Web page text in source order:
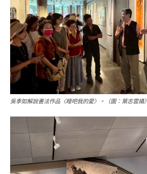
吳季如解說書法作品〈睡吧我的愛〉。（圖：葉志雲攝）